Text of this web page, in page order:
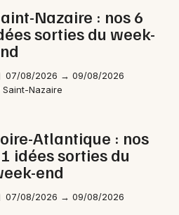
Nazaire : nos 6
sorties du week-
07/08/2026 → 09/08/2026
Saint-Nazaire
Atlantique : nos
idées sorties du
end
07/08/2026 → 09/08/2026